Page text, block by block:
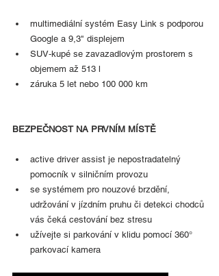
multimediální systém Easy Link s podporou
Google a 9,3" displejem
SUV‑kupé se zavazadlovým prostorem s
objemem až 513 l
záruka 5 let nebo 100 000 km
BEZPEČNOST NA PRVNÍM MÍSTĚ
active driver assist je nepostradatelný
pomocník v silničním provozu
se systémem pro nouzové brzdění,
udržování v jízdním pruhu či detekci chodců
vás čeká cestování bez stresu
užívejte si parkování v klidu pomocí 360°
parkovací kamera